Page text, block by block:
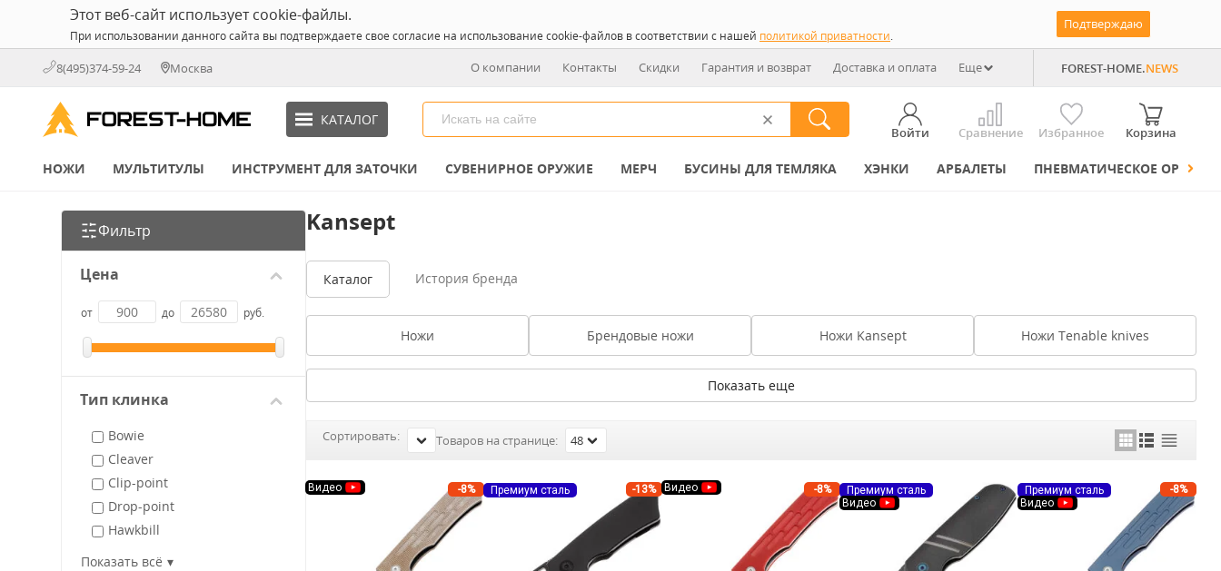
Этот веб-сайт использует cookie-файлы.
При использовании данного сайта вы подтверждаете свое согласие на использование cookie-файлов в соответствии с нашей политикой приватности.
Подтверждаю
8(495)374-59-24 Москва О компании Контакты Скидки Гарантия и возврат Доставка и оплата Еще FOREST-HOME.NEWS
КАТАЛОГ
Войти Сравнение Избранное Корзина
НОЖИ МУЛЬТИТУЛЫ ИНСТРУМЕНТ ДЛЯ ЗАТОЧКИ СУВЕНИРНОЕ ОРУЖИЕ МЕРЧ БУСИНЫ ДЛЯ ТЕМЛЯКА ХЭНКИ АРБАЛЕТЫ ПНЕВМАТИЧЕСКОЕ ОРУЖИЕ
Фильтр
Цена
от до руб.
Тип клинка
Bowie
Cleaver
Clip-point
Drop-point
Hawkbill
Sheepfoot
Показать всё
Kansept
Каталог История бренда
Ножи Брендовые ножи Ножи Kansept Ножи Tenable knives
Показать еще
Сортировать: Товаров на странице: 48
-8%
Видео -13%
Премиум сталь -8%
Видео
Премиум сталь
Видео
-8%
Премиум сталь
Видео